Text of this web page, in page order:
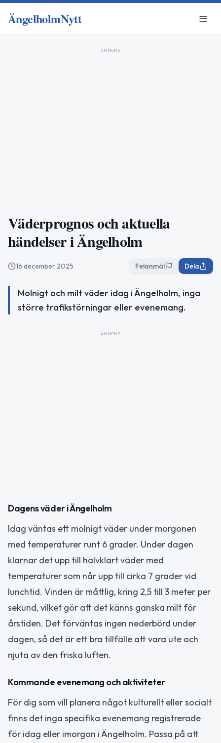
ÄngelholmNytt
ANNONS
Väderprognos och aktuella
händelser i Ängelholm
16 december 2025 Felanmäl Dela
Molnigt och milt väder idag i Ängelholm, inga
större trafikstörningar eller evenemang.
ANNONS
Dagens väder i Ängelholm
Idag väntas ett molnigt väder under morgonen
med temperaturer runt 6 grader. Under dagen
klarnar det upp till halvklart väder med
temperaturer som når upp till cirka 7 grader vid
lunchtid. Vinden är måttlig, kring 2,5 till 3 meter per
sekund, vilket gör att det känns ganska milt för
årstiden. Det förväntas ingen nederbörd under
dagen, så det är ett bra tillfälle att vara ute och
njuta av den friska luften.
Kommande evenemang och aktiviteter
För dig som vill planera något kulturellt eller socialt
finns det inga specifika evenemang registrerade
för idag eller imorgon i Ängelholm. Passa på att